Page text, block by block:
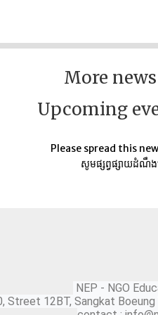
More news
Upcoming
Please spread this
សូមផ្សព្វផ្សាយដំណឹង
NEP - NGO
Street 12BT, Sangkat